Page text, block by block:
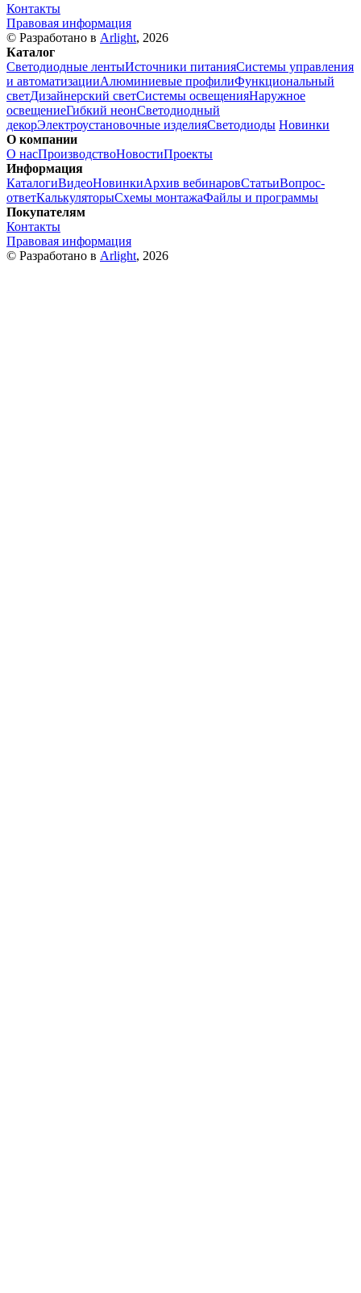
Контакты
Правовая информация
© Разработано в Arlight, 2026
Каталог
Светодиодные лентыИсточники питанияСистемы управления
и автоматизацииАлюминиевые профилиФункциональный
светДизайнерский светСистемы освещенияНаружное
освещениеГибкий неонСветодиодный
декорЭлектроустановочные изделияСветодиоды Новинки
О компании
О насПроизводствоНовостиПроекты
Информация
КаталогиВидеоНовинкиАрхив вебинаровСтатьиВопрос-
ответКалькуляторыСхемы монтажаФайлы и программы
Покупателям
Контакты
Правовая информация
© Разработано в Arlight, 2026